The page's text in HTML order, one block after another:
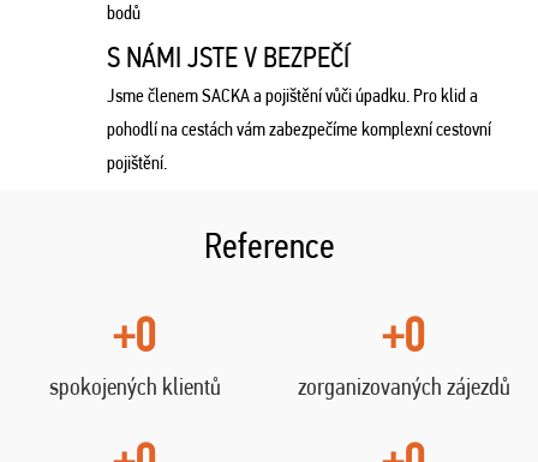
bodů
S NÁMI JSTE V BEZPEČÍ
Jsme členem SACKA a pojištění vůči úpadku. Pro klid a
pohodlí na cestách vám zabezpečíme komplexní cestovní
pojištění.
Reference
+0
spokojených klientů
+0
zorganizovaných zájezdů